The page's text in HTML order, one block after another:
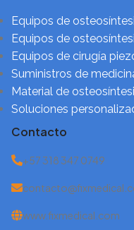
Equipos de
Equipos de
Equipos de cirugía
Suministros de
Material de
Soluciones
Contacto
+57 318 347 0749
www.fixmedical.com